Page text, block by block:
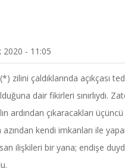
2020 - 11:05
zilini çaldıklarında açıkçası
dair fikirleri sınırlıydı.
ardından çıkaracakları
azından kendi imkanları ile
ilişkileri bir yana; endişe